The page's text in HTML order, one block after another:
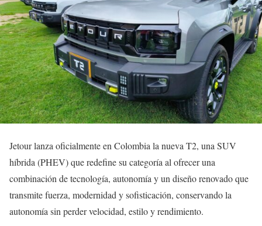
Jetour lanza oficialmente en Colombia la nueva T2, una SUV
híbrida (PHEV) que redefine su categoría al ofrecer una
combinación de tecnología, autonomía y un diseño renovado que
transmite fuerza, modernidad y sofisticación, conservando la
autonomía sin perder velocidad, estilo y rendimiento.